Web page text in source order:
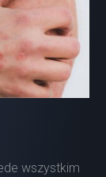
wszystkim